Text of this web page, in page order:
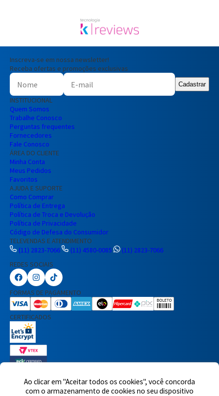
Ao clicar em "Aceitar todos os cookies", você concorda
com o armazenamento de cookies no seu dispositivo
Inscreva-se em nossa newsletter!
Receba ofertas e promoções exclusivas
Cadastrar
INSTITUCIONAL
Quem Somos
Trabalhe Conosco
Perguntas frequentes
Fornecedores
Fale Conosco
ÁREA DO CLIENTE
Minha Conta
Meus Pedidos
Favoritos
AJUDA E SUPORTE
Como Comprar
Política de Entrega
Política de Troca e Devolução
Política de Privacidade
Código de Defesa do Consumidor
TELEVENDAS E ATENDIMENTO
(11) 2823-7066
(11) 4580-0085
(11) 2823-7066
REDES SOCIAIS
FORMAS DE PAGAMENTO
CERTIFICADOS
7460 avaliações reais
Nome Completo